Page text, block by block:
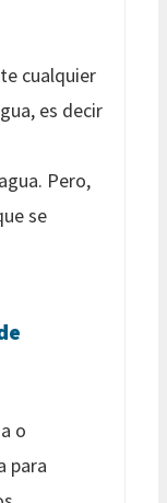
cualquier
es decir
Pero,
se
o
para